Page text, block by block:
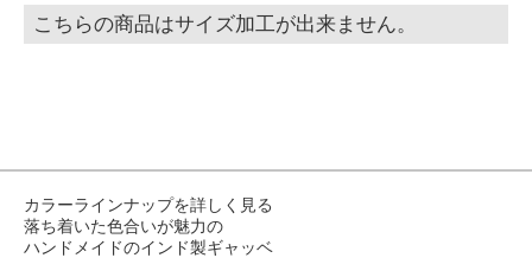
こちらの商品はサイズ加工が出来ません。
カラーラインナップを詳しく見る
落ち着いた色合いが魅力の
ハンドメイドのインド製ギャッベ